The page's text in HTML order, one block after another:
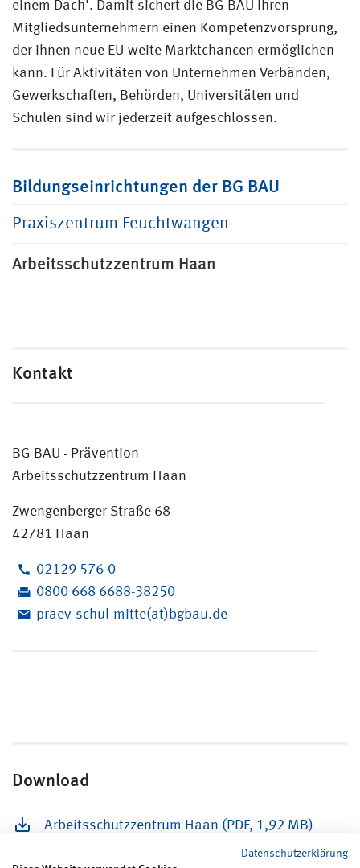
einem Dach'. Damit sichert die BG BAU ihren
Mitgliedsunternehmern einen Kompetenzvorsprung,
der ihnen neue EU-weite Marktchancen ermöglichen
kann. Für Aktivitäten von Unternehmen Verbänden,
Gewerkschaften, Behörden, Universitäten und
Schulen sind wir jederzeit aufgeschlossen.
Bildungseinrichtungen der BG BAU
Praxiszentrum Feuchtwangen
Arbeitsschutzzentrum Haan
Kontakt
BG BAU - Prävention
Arbeitsschutzzentrum Haan
Zwengenberger Straße 68
42781 Haan
02129 576-0
0800 668 6688-38250
praev-schul-mitte(at)bgbau.de
Download
Arbeitsschutzzentrum Haan (PDF, 1,92 MB)
Datenschutzerklärung